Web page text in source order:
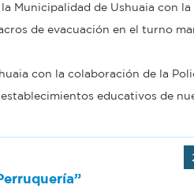
Municipalidad de Ushuaia con la
de evacuación en el turno
con la colaboración de la
educativos de